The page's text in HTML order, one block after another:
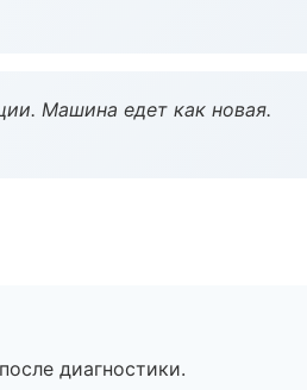
Машина едет как новая.
диагностики.